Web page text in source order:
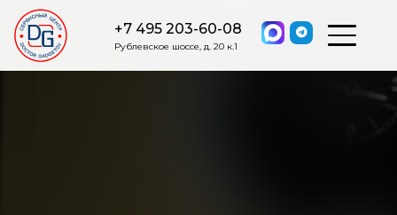
+7 495 203-60-08
Рублевское шоссе, д. 20 к.1